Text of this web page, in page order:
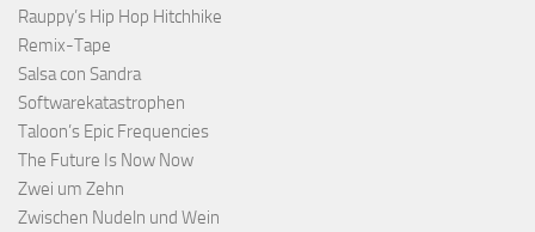
Rauppy’s Hip Hop Hitchhike
Remix-Tape
Salsa con Sandra
Softwarekatastrophen
Taloon’s Epic Frequencies
The Future Is Now Now
Zwei um Zehn
Zwischen Nudeln und Wein